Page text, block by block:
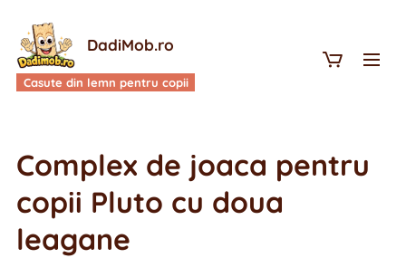
DadiMob.ro
Casute din lemn pentru copii
Complex de joaca pentru
copii Pluto cu doua
leagane